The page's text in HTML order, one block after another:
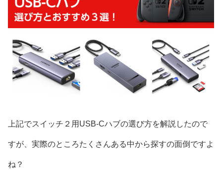
上記でスイッチ２用USB-Cハブの選び方を解説したので
すが、実際のところたくさんある中から探すの面倒ですよ
ね？